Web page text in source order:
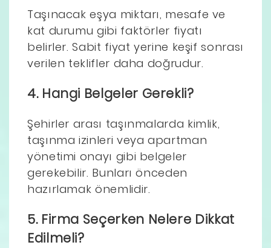
Taşınacak eşya miktarı, mesafe ve
kat durumu gibi faktörler fiyatı
belirler. Sabit fiyat yerine keşif sonrası
verilen teklifler daha doğrudur.
4. Hangi Belgeler Gerekli?
Şehirler arası taşınmalarda kimlik,
taşınma izinleri veya apartman
yönetimi onayı gibi belgeler
gerekebilir. Bunları önceden
hazırlamak önemlidir.
5. Firma Seçerken Nelere Dikkat
Edilmeli?